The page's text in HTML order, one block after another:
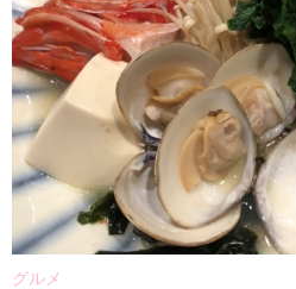
グルメ